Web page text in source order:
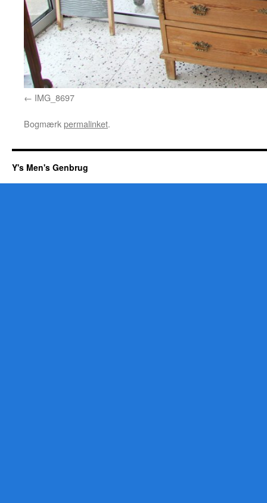
IMG_8697
Bogmærkpermalinket.
Y's Men's Genbrug